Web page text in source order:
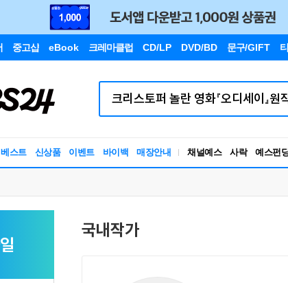
중고샵 eBook 크레마클럽 CD/LP DVD/BD 문구/GIFT
베스트 신상품 이벤트 바이백 매장안내 채널예스 사락 예스펀
국내작가